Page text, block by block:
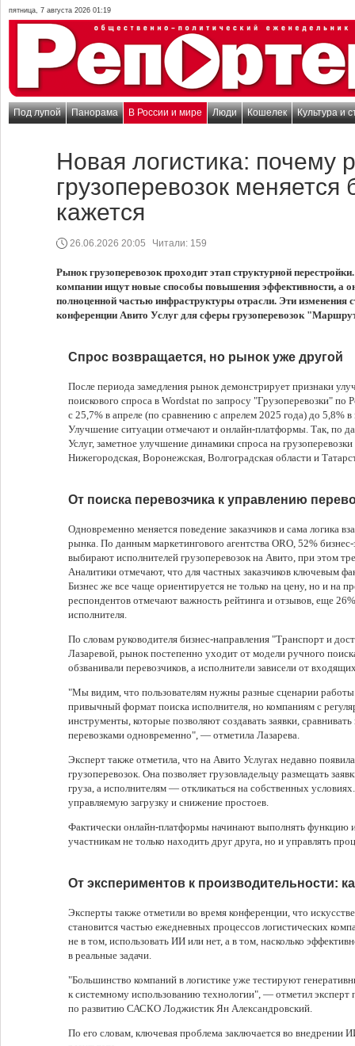
пятница, 7 августа 2026 01:19
Под лупой Панорама В России и мире Люди Кошелек Культура и
Новая логистика: почему
грузоперевозок
кажется
26.06.2026 20:05 Читали: 159
Рынок грузоперевозок проходит этап структурной
компании ищут новые способы повышения эффективности, а
полноценной частью инфраструктуры отрасли. Эти изменения
конференции Авито Услуг для сферы грузоперевозок
Спрос возвращается, но рынок уже другой
После периода замедления рынок демонстрирует признаки
поискового спроса в Wordstat по запросу "Грузоперевозки" по
с 25,7% в апреле (по сравнению с апрелем 2025 года) до 5,8%
Улучшение ситуации отмечают и онлайн-платформы. Так, по
Услуг, заметное улучшение динамики спроса на
Нижегородская, Воронежская, Волгоградская области и
От поиска перевозчика к управлению
Одновременно меняется поведение заказчиков и сама логика
рынка. По данным маркетингового агентства ORO, 52%
выбирают исполнителей грузоперевозок на Авито, при этом
Аналитики отмечают, что для частных заказчиков ключевым
Бизнес же все чаще ориентируется не только на цену, но и на
респондентов отмечают важность рейтинга и отзывов, еще
исполнителя.
По словам руководителя бизнес-направления "Транспорт и
Лазаревой, рынок постепенно уходит от модели ручного
обзванивали перевозчиков, а исполнители зависели от
"Мы видим, что пользователям нужны разные сценарии
привычный формат поиска исполнителя, но компаниям с
инструменты, которые позволяют создавать заявки,
перевозками одновременно", — отметила Лазарева.
Эксперт также отметила, что на Авито Услугах недавно
грузоперевозок. Она позволяет грузовладельцу размещать
груза, а исполнителям — откликаться на собственных
управляемую загрузку и снижение простоев.
Фактически онлайн-платформы начинают выполнять функцию
участникам не только находить друг друга, но и управлять
От экспериментов к производительности:
Эксперты также отметили во время конференции, что
становится частью ежедневных процессов логистических
не в том, использовать ИИ или нет, а в том, насколько
в реальные задачи.
"Большинство компаний в логистике уже тестируют
к системному использованию технологии", — отметил
по развитию САСКО Лоджистик Ян Александровский.
По его словам, ключевая проблема заключается во внедрении